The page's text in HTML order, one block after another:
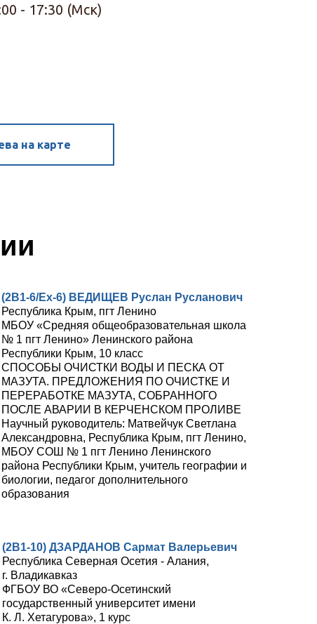
- 17:30 (Мск)
на карте
(2В1-6/Ех-6) ВЕДИЩЕВ Руслан Русланович
Республика Крым, пгт Ленино
МБОУ «Средняя общеобразовательная школа
№ 1 пгт Ленино» Ленинского района
Республики Крым, 10 класс
СПОСОБЫ ОЧИСТКИ ВОДЫ И ПЕСКА ОТ
МАЗУТА. ПРЕДЛОЖЕНИЯ ПО ОЧИСТКЕ И
ПЕРЕРАБОТКЕ МАЗУТА, СОБРАННОГО
ПОСЛЕ АВАРИИ В КЕРЧЕНСКОМ ПРОЛИВЕ
Научный руководитель: Матвейчук Светлана
Александровна, Республика Крым, пгт Ленино,
МБОУ СОШ № 1 пгт Ленино Ленинского
района Республики Крым, учитель географии и
биологии, педагог дополнительного
образования
(2В1-10) ДЗАРДАНОВ Сармат Валерьевич
Республика Северная Осетия - Алания,
г. Владикавказ
ФГБОУ ВО «Северо-Осетинский
государственный университет имени
К. Л. Хетагурова», 1 курс